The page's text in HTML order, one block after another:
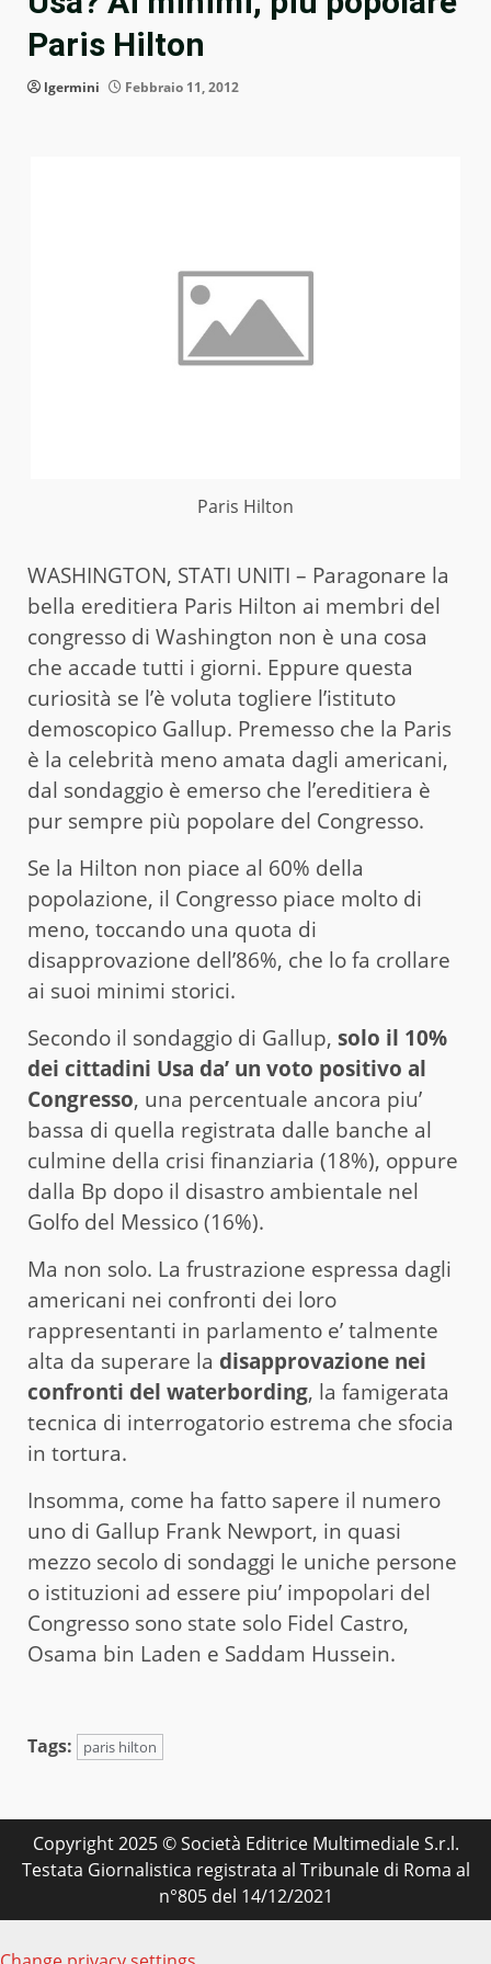
Paris Hilton
lgermini Febbraio 11, 2012
Paris Hilton
WASHINGTON, STATI UNITI – Paragonare la
bella ereditiera Paris Hilton ai membri del
congresso di Washington non è una cosa
che accade tutti i giorni. Eppure questa
curiosità se l’è voluta togliere l’istituto
demoscopico Gallup. Premesso che la Paris
è la celebrità meno amata dagli americani,
dal sondaggio è emerso che l’ereditiera è
pur sempre più popolare del Congresso.
Se la Hilton non piace al 60% della
popolazione, il Congresso piace molto di
meno, toccando una quota di
disapprovazione dell’86%, che lo fa crollare
ai suoi minimi storici.
Secondo il sondaggio di Gallup, solo il 10%
dei cittadini Usa da’ un voto positivo al
Congresso, una percentuale ancora piu’
bassa di quella registrata dalle banche al
culmine della crisi finanziaria (18%), oppure
dalla Bp dopo il disastro ambientale nel
Golfo del Messico (16%).
Ma non solo. La frustrazione espressa dagli
americani nei confronti dei loro
rappresentanti in parlamento e’ talmente
alta da superare la disapprovazione nei
confronti del waterbording, la famigerata
tecnica di interrogatorio estrema che sfocia
in tortura.
Insomma, come ha fatto sapere il numero
uno di Gallup Frank Newport, in quasi
mezzo secolo di sondaggi le uniche persone
o istituzioni ad essere piu’ impopolari del
Congresso sono state solo Fidel Castro,
Osama bin Laden e Saddam Hussein.
Tags: paris hilton
Copyright 2025 © Società Editrice Multimediale S.r.l.
Testata Giornalistica registrata al Tribunale di Roma al
n°805 del 14/12/2021